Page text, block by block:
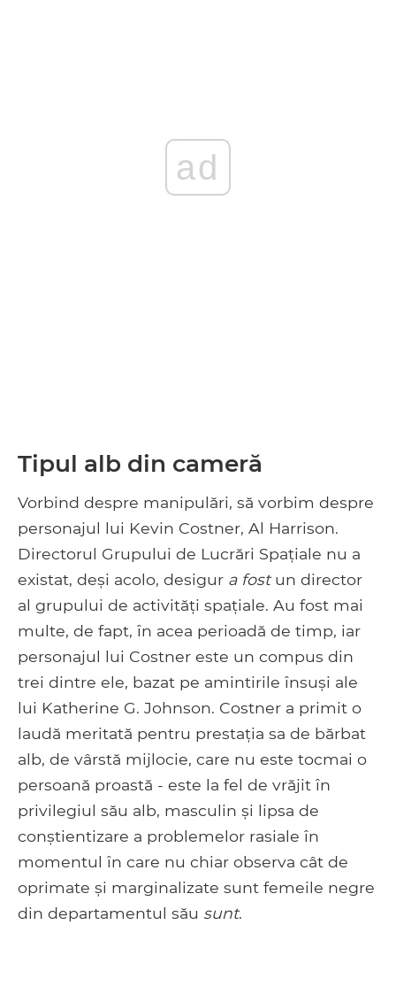
ad
Tipul alb din cameră
Vorbind despre manipulări, să vorbim despre
personajul lui Kevin Costner, Al Harrison.
Directorul Grupului de Lucrări Spațiale nu a
existat, deși acolo, desigur a fostun director
al grupului de activități spațiale. Au fost mai
multe, de fapt, în acea perioadă de timp, iar
personajul lui Costner este un compus din
trei dintre ele, bazat pe amintirile însuși ale
lui Katherine G. Johnson. Costner a primit o
laudă meritată pentru prestația sa de bărbat
alb, de vârstă mijlocie, care nu este tocmai o
persoană proastă - este la fel de vrăjit în
privilegiul său alb, masculin și lipsa de
conștientizare a problemelor rasiale în
momentul în care nu chiar observa cât de
oprimate și marginalizate sunt femeile negre
din departamentul său sunt.